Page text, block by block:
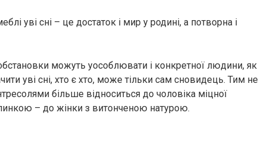
уві сні – це достаток і мир у родині, а потворна і
можуть уособлювати і конкретної людини, як
уві сні, хто є хто, може тільки сам сновидець. Тим не
більше відноситься до чоловіка міцної
– до жінки з витонченою натурою.